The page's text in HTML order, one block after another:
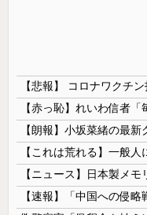
【悲報】 コロナワクチ